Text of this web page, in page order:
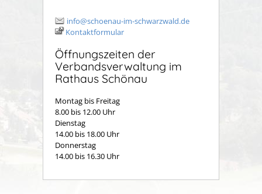
info@schoenau-im-schwarzwald.de
Kontaktformular
Öffnungszeiten der
Verbandsverwaltung im
Rathaus Schönau
Montag bis Freitag
8.00 bis 12.00 Uhr
Dienstag
14.00 bis 18.00 Uhr
Donnerstag
14.00 bis 16.30 Uhr